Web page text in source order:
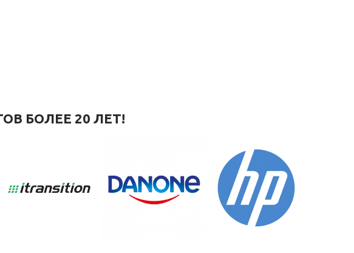
БОЛЕЕ 20 ЛЕТ!